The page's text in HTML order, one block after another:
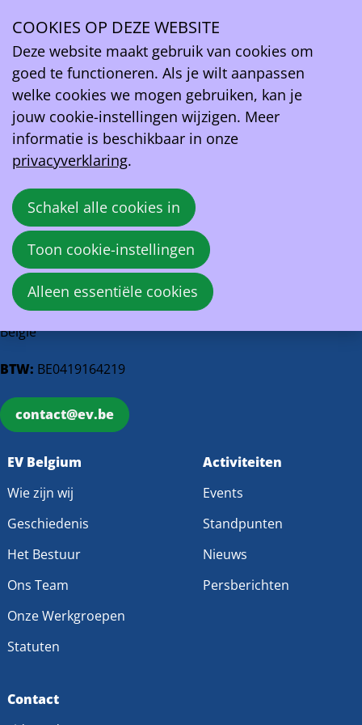
Inloggen
E-mailadres
Wachtwoord
Wachtwoord weergeven
Wachtwoord vergeten?
Inloggen
EV Belgium vzw
Wetstraat 81A
1040 - Brussel
België
BTW: BE0419164219
contact@ev.be
EV Belgium
Wie zijn wij
Geschiedenis
Het Bestuur
Ons Team
Onze Werkgroepen
Statuten
Activiteiten
Events
Standpunten
Nieuws
Persberichten
Contact
COOKIES OP DEZE WEBSITE
Deze website maakt gebruik van cookies om
goed te functioneren. Als je wilt aanpassen
welke cookies we mogen gebruiken, kan je
jouw cookie-instellingen wijzigen. Meer
informatie is beschikbaar in onze
privacyverklaring.
Schakel alle cookies in
Toon cookie-instellingen
Alleen essentiële cookies